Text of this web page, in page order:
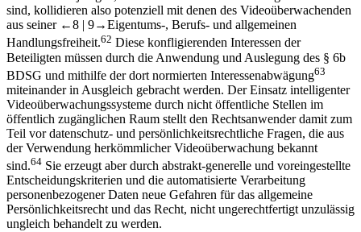
sind, kollidieren also potenziell mit denen des Videoüberwachenden
aus seiner ←8 | 9→Eigentums-, Berufs- und allgemeinen
Handlungsfreiheit.62 Diese konfligierenden Interessen der
Beteiligten müssen durch die Anwendung und Auslegung des § 6b
BDSG und mithilfe der dort normierten Interessenabwägung63
miteinander in Ausgleich gebracht werden. Der Einsatz intelligenter
Videoüberwachungssysteme durch nicht öffentliche Stellen im
öffentlich zugänglichen Raum stellt den Rechtsanwender damit zum
Teil vor datenschutz- und persönlichkeitsrechtliche Fragen, die aus
der Verwendung herkömmlicher Videoüberwachung bekannt
sind.64 Sie erzeugt aber durch abstrakt-generelle und voreingestellte
Entscheidungskriterien und die automatisierte Verarbeitung
personenbezogener Daten neue Gefahren für das allgemeine
Persönlichkeitsrecht und das Recht, nicht ungerechtfertigt unzulässig
ungleich behandelt zu werden.